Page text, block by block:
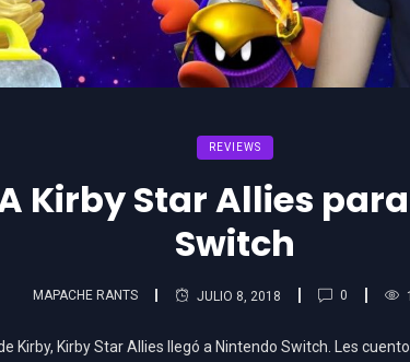
REVIEWS
Kirby Star Allies
Switch
MAPACHE RANTS JULIO 8, 2018 0
Kirby, Kirby Star Allies llegó a Nintendo Switch. Les